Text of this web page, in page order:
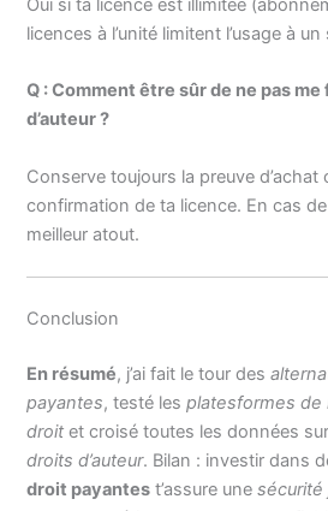
Oui si ta licence est illimitée
licences à l’unité limitent l’usage à
Q : Comment être sûr de ne pas
d’auteur ?
Conserve toujours la preuve d’achat
confirmation de ta licence. En cas de
meilleur atout.
Conclusion
En résumé, j’ai fait le tour des
payantes, testé lesplatesformes de
droit et croisé toutes les données
droits d’auteur. Bilan : investir dans
droit payantes t’assure unesécurité